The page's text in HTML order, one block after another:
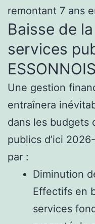
remontant 7 ans
Baisse de
services
ESSONNOIS
Une gestion
entraînera
dans les budgets
publics d’ici
par :
Diminution
Effectifs en
services